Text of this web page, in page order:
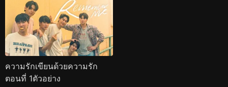
ความรักเขียนด้วยความรัก
ตอนที่ 1ตัวอย่าง